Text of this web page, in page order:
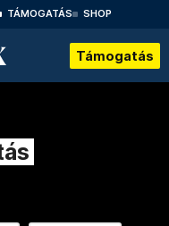
TÁMOGATÁS SHOP
Támogatás